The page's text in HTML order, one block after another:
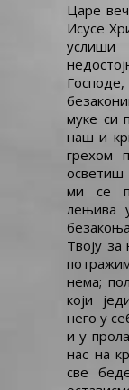
Царе
Исусе
муке си
наш и
грехом
осветиш
ми се
лењива
Твоју
нема;
који
него у
и у
нас на
све